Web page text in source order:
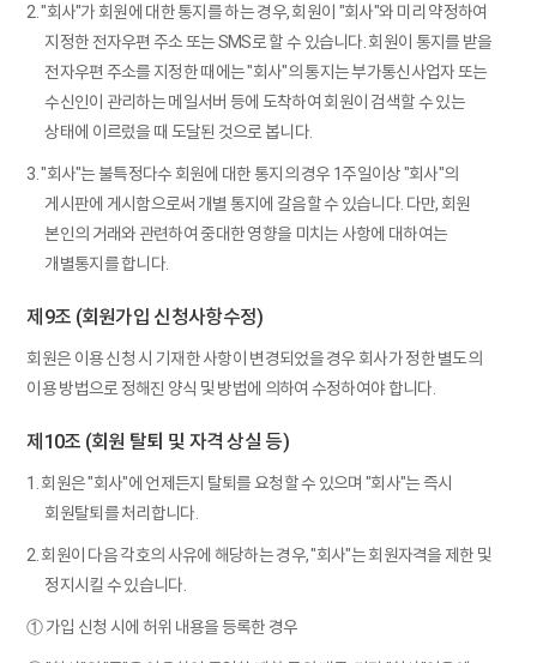
2. "회사"가 회원에 대한 통지를 하는 경우, 회원이 "회사"와 미리 약정하여
지정한 전자우편 주소 또는 SMS로 할 수 있습니다. 회원이 통지를 받을
전자우편 주소를 지정한 때에는 "회사"의 통지는 부가통신사업자 또는
수신인이 관리하는 메일서버 등에 도착하여 회원이 검색할 수 있는
상태에 이르렀을 때 도달된 것으로 봅니다.
3. "회사"는 불특정다수 회원에 대한 통지의 경우 1주일이상 "회사"의
게시판에 게시함으로써 개별 통지에 갈음할 수 있습니다. 다만, 회원
본인의 거래와 관련하여 중대한 영향을 미치는 사항에 대하여는
개별통지를 합니다.
제9조 (회원가입 신청사항수정)
회원은 이용 신청 시 기재한 사항이 변경되었을 경우 회사가 정한 별도의
이용 방법으로 정해진 양식 및 방법에 의하여 수정하여야 합니다.
제10조 (회원 탈퇴 및 자격 상실 등)
1. 회원은 "회사"에 언제든지 탈퇴를 요청할 수 있으며 "회사"는 즉시
회원탈퇴를 처리합니다.
2. 회원이 다음 각호의 사유에 해당하는 경우, "회사"는 회원자격을 제한 및
정지시킬 수 있습니다.
① 가입 신청 시에 허위 내용을 등록한 경우